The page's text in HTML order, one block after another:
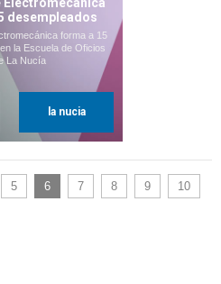
desempleados
forma a 15
la Escuela de Oficios
La Nucía
la nucia
5 6 7 8 9
10